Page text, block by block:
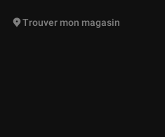
vont vous être proposées
Trouver mon magasin